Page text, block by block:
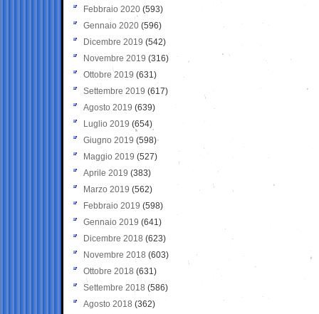
Febbraio 2020 (593)
Gennaio 2020 (596)
Dicembre 2019 (542)
Novembre 2019 (316)
Ottobre 2019 (631)
Settembre 2019 (617)
Agosto 2019 (639)
Luglio 2019 (654)
Giugno 2019 (598)
Maggio 2019 (527)
Aprile 2019 (383)
Marzo 2019 (562)
Febbraio 2019 (598)
Gennaio 2019 (641)
Dicembre 2018 (623)
Novembre 2018 (603)
Ottobre 2018 (631)
Settembre 2018 (586)
Agosto 2018 (362)